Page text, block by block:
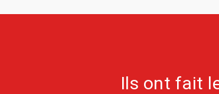
Ils ont fait